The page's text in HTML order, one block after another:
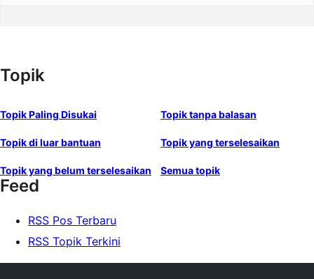
Topik
Topik Paling Disukai Topik tanpa balasan
Topik di luar bantuan Topik yang terselesaikan
Topik yang belum terselesaikan Semua topik
Feed
RSS Pos Terbaru
RSS Topik Terkini